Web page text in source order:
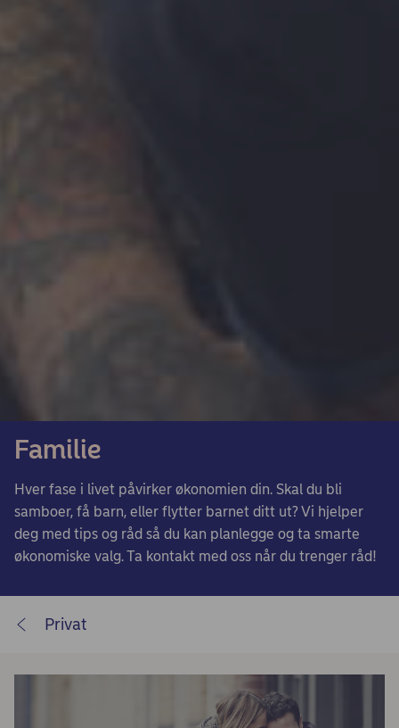
Familie
Hver fase i livet påvirker økonomien din. Skal du bli
samboer, få barn, eller flytter barnet ditt ut? Vi hjelper
deg med tips og råd så du kan planlegge og ta smarte
økonomiske valg. Ta kontakt med oss når du trenger råd!
Privat